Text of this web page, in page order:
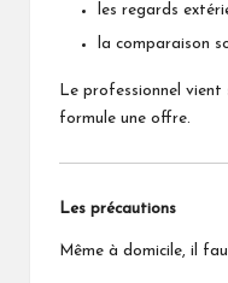
les regards
la comparaison
Le professionnel vient
formule une offre.
Les précautions
Même à domicile, il